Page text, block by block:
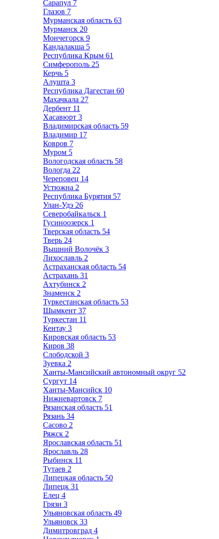
Сарапул 7
Глазов 7
Мурманская область 63
Мурманск 20
Мончегорск 9
Кандалакша 5
Республика Крым 61
Симферополь 25
Керчь 5
Алушта 3
Республика Дагестан 60
Махачкала 27
Дербент 11
Хасавюрт 3
Владимирская область 59
Владимир 17
Ковров 7
Муром 5
Вологодская область 58
Вологда 22
Череповец 14
Устюжна 2
Республика Бурятия 57
Улан-Удэ 26
Северобайкальск 1
Гусиноозерск 1
Тверская область 54
Тверь 24
Вышний Волочёк 3
Лихославль 2
Астраханская область 54
Астрахань 31
Ахтубинск 2
Знаменск 2
Туркестанская область 53
Шымкент 37
Туркестан 11
Кентау 3
Кировская область 53
Киров 38
Слободской 3
Зуевка 2
Ханты-Мансийский автономный округ 52
Сургут 14
Ханты-Мансийск 10
Нижневартовск 7
Рязанская область 51
Рязань 34
Сасово 2
Ряжск 2
Ярославская область 51
Ярославль 28
Рыбинск 11
Тутаев 2
Липецкая область 50
Липецк 31
Елец 4
Грязи 3
Ульяновская область 49
Ульяновск 33
Димитровград 4